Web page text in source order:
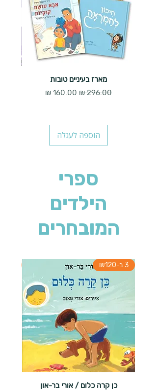
מארז בעיניים טובות
מחיר רגיל
מחיר מבצע
הוספה לעגלה
ספרי
הילדים
המובחרים
3 ב-₪120
כן קרה כלום / אורי בר-און